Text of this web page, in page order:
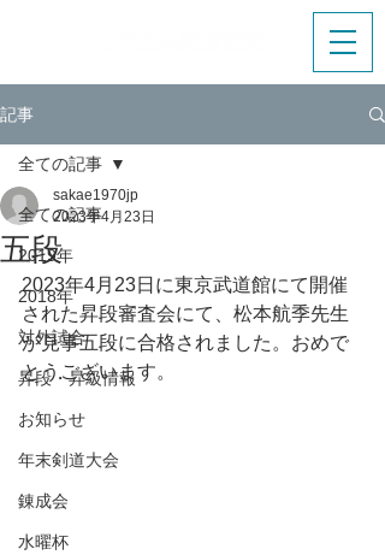
記事
全ての記事
2019年
2018年
対外試合
昇段・昇級情報
お知らせ
年末剣道大会
錬成会
水曜杯
全ての記事
五段
sakae1970jp
2023年4月23日
2023年4月23日に東京武道館にて開催
された昇段審査会にて、松本航季先生
が見事五段に合格されました。おめで
とうございます。